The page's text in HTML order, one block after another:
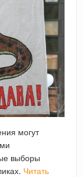
могут
выборы
Читать